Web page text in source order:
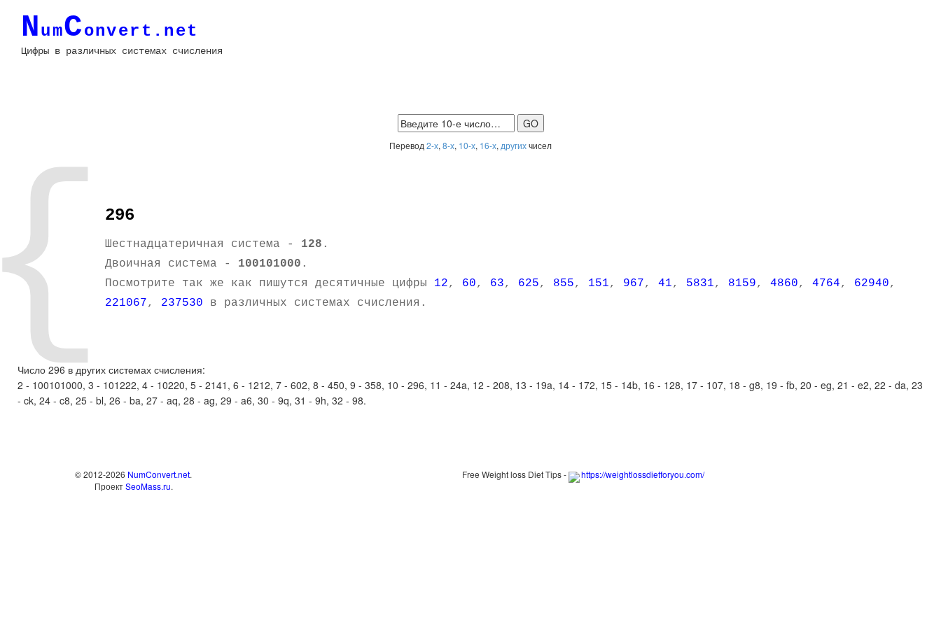
NumConvert.net
Цифры в различных системах счисления
Перевод 2-х, 8-х, 10-х, 16-х, другихчисел
296
Шестнадцатеричная система - 128 .
Двоичная система - 100101000 .
Посмотрите так же как пишутся десятичные цифры 12, 60, 63, 625, 855, 151, 967, 41, 5831, 8159, 4860, 4764, 62940,
221067, 237530 в различных системах счисления.
Число 296 в других системах счисления:
2 - 100101000, 3 - 101222, 4 - 10220, 5 - 2141, 6 - 1212, 7 - 602, 8 - 450, 9 - 358, 10 - 296, 11 - 24a, 12 - 208, 13 - 19a, 14 - 172, 15 - 14b, 16 - 128, 17 - 107, 18 - g8, 19 - fb, 20 - eg, 21 - e2, 22 - da, 23
- ck, 24 - c8, 25 - bl, 26 - ba, 27 - aq, 28 - ag, 29 - a6, 30 - 9q, 31 - 9h, 32 - 98.
© 2012-2026 NumConvert.net.
ПроектSeoMass.ru.
Free Weight loss Diet Tips - https://weightlossdietforyou.com/